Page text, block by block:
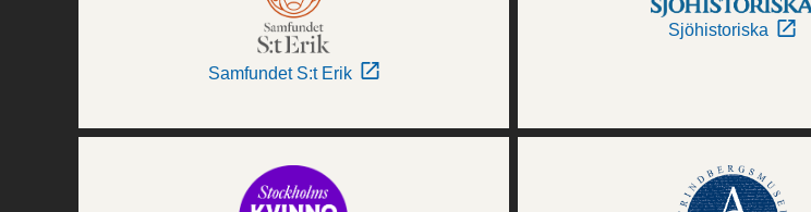
Samfundet S:t Erik
Sjöhistoriska